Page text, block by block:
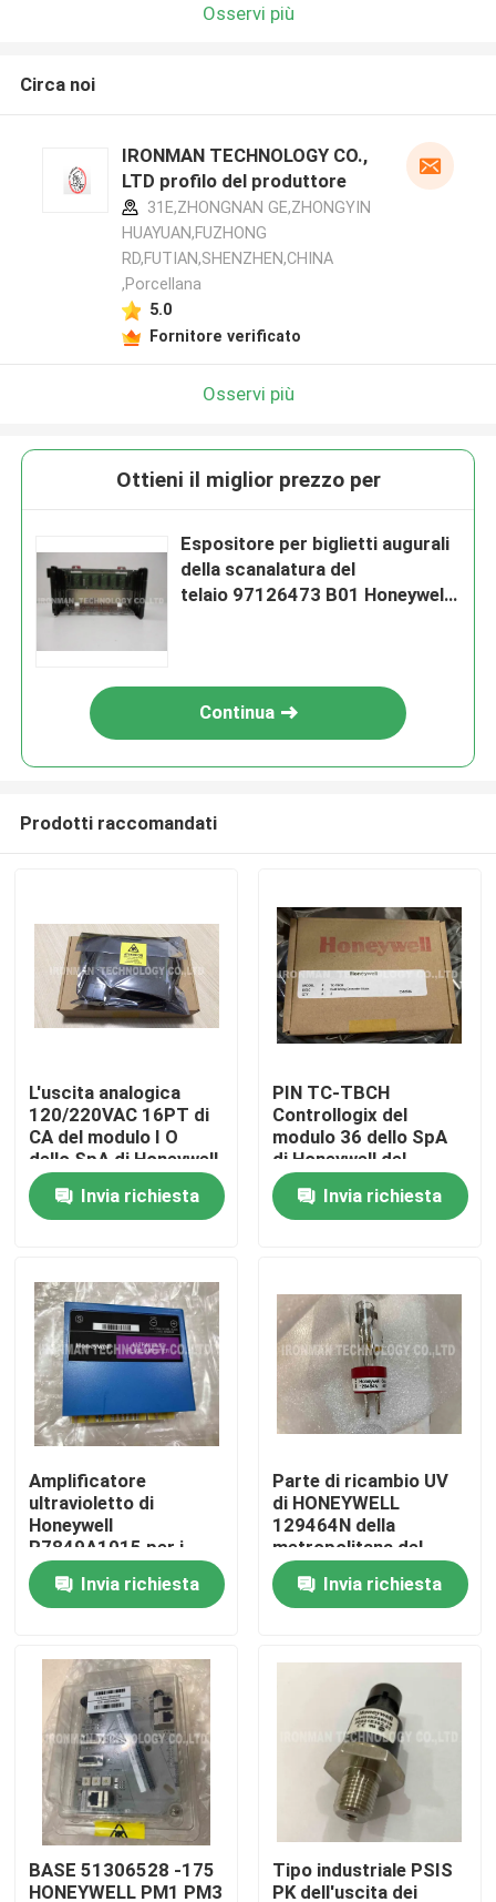
Chi siamo
Contatti
Prodotti
Modulo di controllo dello SpA
Modulo dello SpA di Honeywell
Regolatore di Honeywell HC900
Modulo di Honeywell FSC
Honeywell cabla i prodotti
Pacchetto della batteria di Honeywell
Osservi più
Circa noi
IRONMAN TECHNOLOGY CO.,
LTD profilo del produttore
31E,ZHONGNAN GE,ZHONGYIN
HUAYUAN,FUZHONG
RD,FUTIAN,SHENZHEN,CHINA
,Porcellana
5.0
Fornitore verificato
Osservi più
Ottieni il miglior prezzo per
Espositore per biglietti augurali
della scanalatura del
telaio 97126473 B01 Honeywell
Continua
Prodotti raccomandati
L'uscita analogica
120/220VAC 16PT di
CA del modulo I O
dello SpA di Honeywell
TK-ODK161 HA
RICOPERTOInvia richiesta
PIN TC-TBCH
Controllogix del
modulo 36 dello SpA
di Honeywell del
blocchetto terminali
Invia richiesta
Amplificatore
ultravioletto di
Honeywell
R7849A1015 per i
moduli di relè di 7800
SERIE Invia richiesta
Parte di ricambio UV
di HONEYWELL
129464N della
metropolitana del
rivelatore del sensore
della fiammaInvia richiesta
BASE 51306528 -175
HONEYWELL PM1 PM3
Tipo industriale PSIS
PK dell'uscita dei